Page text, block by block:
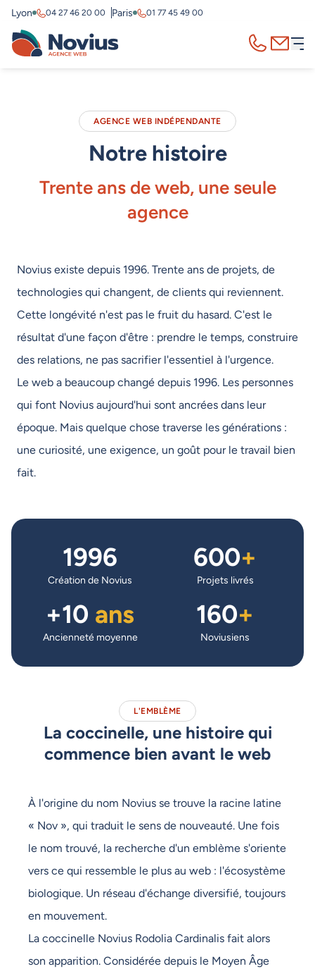
Lyon 04 27 46 20 00 Paris 01 77 45 49 00
AGENCE WEB INDÉPENDANTE
Notre histoire
Trente ans de web, une seule
agence
Novius existe depuis 1996. Trente ans de projets, de
technologies qui changent, de clients qui reviennent.
Cette longévité n'est pas le fruit du hasard. C'est le
résultat d'une façon d'être : prendre le temps, construire
des relations, ne pas sacrifier l'essentiel à l'urgence.
Le web a beaucoup changé depuis 1996. Les personnes
qui font Novius aujourd'hui sont ancrées dans leur
époque. Mais quelque chose traverse les générations :
une curiosité, une exigence, un goût pour le travail bien
fait.
1996
Création de Novius
600+
Projets livrés
+10 ans
Ancienneté moyenne
160+
Noviusiens
L'EMBLÈME
La coccinelle, une histoire qui
commence bien avant le web
À l'origine du nom Novius se trouve la racine latine
« Nov », qui traduit le sens de nouveauté. Une fois
le nom trouvé, la recherche d'un emblème s'oriente
vers ce qui ressemble le plus au web : l'écosystème
biologique. Un réseau d'échange diversifié, toujours
en mouvement.
La coccinelle Novius Rodolia Cardinalis fait alors
son apparition. Considérée depuis le Moyen Âge